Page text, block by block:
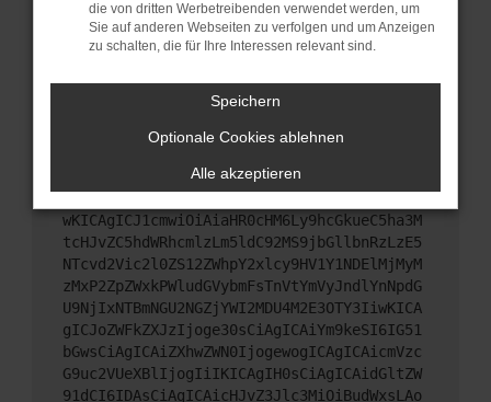
Wende dich an den Webseitenbetreiber.
Wenn du alle oben genannten Schritte versucht
hast, kontaktiere uns bitte. Wir werden versuchen,
das Problem zu beheben. Du kannst uns diesen
Text schicken, um uns bei der Fehlersuche zu
unterstützen:
ewogICJuYW1lIjogIk5ldHdvcmtFcnJvciIsCiAgI
mNvbmZpZyI6IHsKICAgICJtZXRob2QiOiAiR0VUIi
wKICAgICJ1cmwiOiAiaHR0cHM6Ly9hcGkueC5ha3M
tcHJvZC5hdWRhcmlzLm5ldC92MS9jbGllbnRzLzE5
NTcvd2Vic2l0ZS12ZWhpY2xlcy9HV1Y1NDElMjMyM
zMxP2ZpZWxkPWludGVybmFsTnVtYmVyJndlYnNpdG
U9NjIxNTBmNGU2NGZjYWI2MDU4M2E3OTY3IiwKICA
gICJoZWFkZXJzIjoge30sCiAgICAiYm9keSI6IG51
bGwsCiAgICAiZXhwZWN0IjogewogICAgICAicmVzc
G9uc2VUeXBlIjogIiIKICAgIH0sCiAgICAidGltZW
91dCI6IDAsCiAgICAicHJvZ3Jlc3MiOiBudWxsLAo
die von dritten Werbetreibenden verwendet werden, um
Sie auf anderen Webseiten zu verfolgen und um Anzeigen
zu schalten, die für Ihre Interessen relevant sind.
Speichern
Optionale Cookies ablehnen
Alle akzeptieren